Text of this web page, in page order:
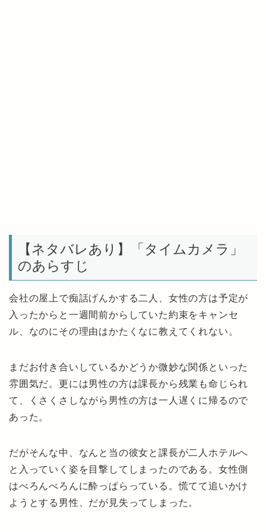
【ネタバレあり】「タイムカメラ」
のあらすじ
会社の屋上で痴話げんかする二人、女性の方は予定が
入ったからと一週間前からしていた約束をキャンセ
ル、なのにその理由はかたくなに教えてくれない。
まだお付き合いしているかどうか微妙な関係といった
雰囲気だ。更には男性の方は課長から残業も命じられ
て、くさくさしながら男性の方は一人遅くに帰るので
あった。
だがそんな中、なんと当の彼女と課長が二人ホテルへ
と入っていく姿を目撃してしまったのである。女性側
はべろんべろんに酔っぱらっている。慌てて追いかけ
ようとする男性、だが見失ってしまった。